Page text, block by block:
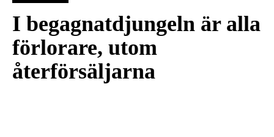
I begagnatdjungeln är alla
förlorare, utom
återförsäljarna